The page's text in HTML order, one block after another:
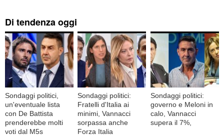
Di tendenza oggi
Sondaggi politici,
un'eventuale lista
con De Battista
prenderebbe molti
voti dal M5s
Sondaggi politici:
Fratelli d'Italia ai
minimi, Vannacci
sorpassa anche
Forza Italia
Sondaggi politici:
governo e Meloni in
calo, Vannacci
supera il 7%,